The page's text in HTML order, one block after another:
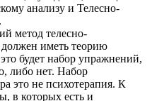
анализу и Телесно-
метод телесно-
иметь теорию
будет набор упражнений,
либо нет. Набор
это не психотерапия. К
в которых есть и